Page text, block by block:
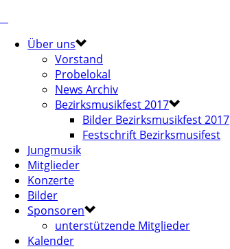
Über uns
Vorstand
Probelokal
News Archiv
Bezirksmusikfest 2017
Bilder Bezirksmusikfest 2017
Festschrift Bezirksmusifest
Jungmusik
Mitglieder
Konzerte
Bilder
Sponsoren
unterstützende Mitglieder
Kalender